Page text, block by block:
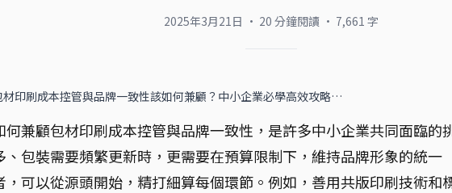
2025年3月21日 · 20 分鐘閱讀 · 7,661 字
材印刷成本控管與品牌一致性該如何兼顧？中小企業必學高效攻略…
兼顧包材印刷成本控管與品牌一致性，是許多中小企業共同面臨的
包裝需要頻繁更新時，更需要在預算限制下，維持品牌形象的統一
可以從源頭開始，精打細算每個環節。例如，善用共版印刷技術和